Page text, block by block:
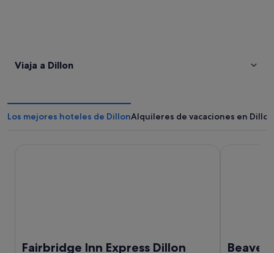
Viaja a Dillon
Los mejores hoteles de DillonAlquileres de vacaciones en Dillon
Fairbridge Inn Express Dillon